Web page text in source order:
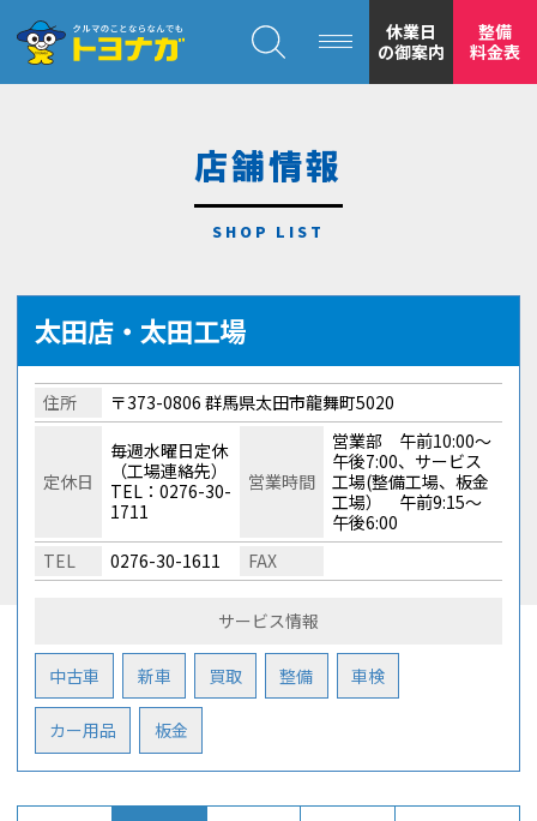
安心の
もトヨナガ
休業日
の御案内
整備
料金表
店舗情報
太田店・太田工場
住所 〒373-0806 群馬県太田市龍舞町5020
定休日
毎週水曜日定休
（工場連絡先）
TEL：0276-30-
1711
営業時間
営業部 午前10:00～
午後7:00、サービス
工場(整備工場、板金
工場） 午前9:15～
午後6:00
TEL
0276-30-1611 FAX
サービス情報
中古車 新車 買取 整備 車検
カー用品 板金